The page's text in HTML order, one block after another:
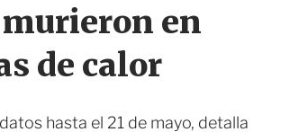
murieron en
de calor
hasta el 21 de mayo, detalla